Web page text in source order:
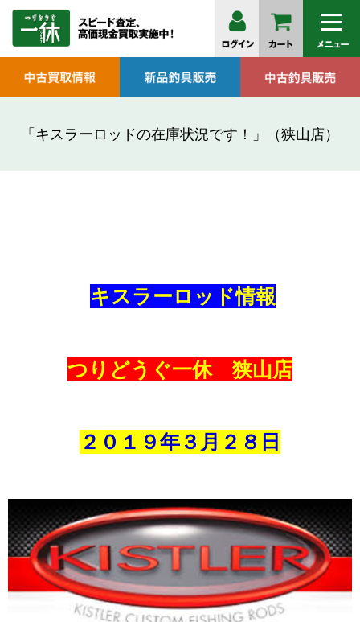
「キスラーロッドの在庫状況です！」（狭山店）
キスラーロッド情報
つりどうぐ一休 狭山店
２０１９年３ 月２８ 日